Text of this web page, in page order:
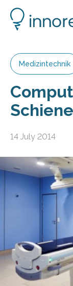
Medizintechnik
14 July 2014